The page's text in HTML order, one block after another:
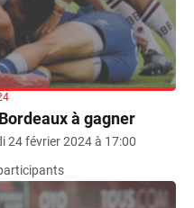
à gagner
24 février 2024 à 17:00